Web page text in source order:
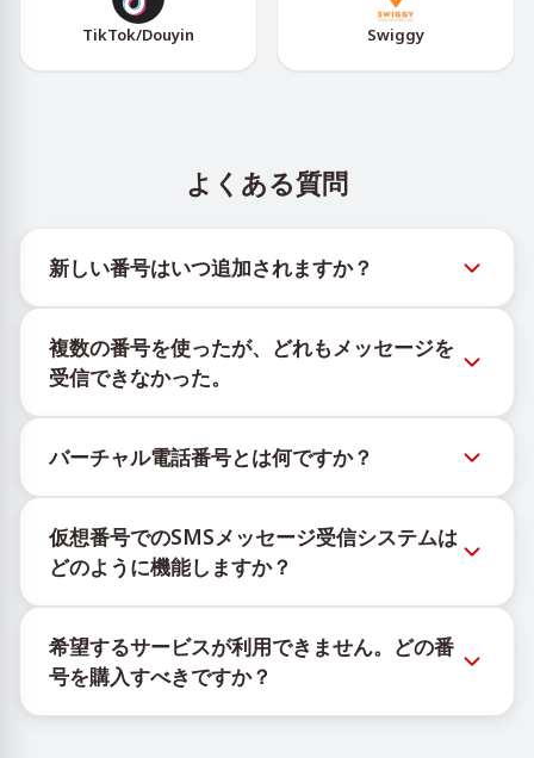
TikTok/Douyin Swiggy
よくある質問
新しい番号はいつ追加されますか？
@TigerSMSofficial_bot で確認できます。このチャン
ネルは最新の番号在庫にアクセスできるよう、タイム
リーな更新を提供します。
複数の番号を使ったが、どれもメッセージを
受信できなかった。
ことはできません。サービスのアルゴリズムにより、
一時的な番号へのメッセージ配信がさまざまな理由で
には、次の方法をお試しください：
VPNサービスを利用してIPアドレスを変更してくだ
さい。
バーチャル電話番号とは何ですか？
で、物理的なSIMカードやデバイスに紐づかず、固定
された地理的場所にも依存しません。主な機能は、
OTPや認証コードを含むSMSメッセージの受信です。
仮想番号でのSMSメッセージ受信システムは
どのように機能しますか？
ソフトウェアの組み合わせで動作します。SIMカード
を管理するための自社インフラと、メッセージ受信の
希望するサービスが利用できません。どの番
号を購入すべきですか？